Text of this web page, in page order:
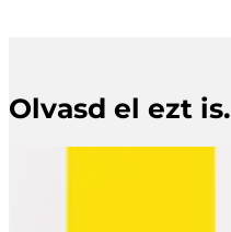
Olvasd el ezt is.